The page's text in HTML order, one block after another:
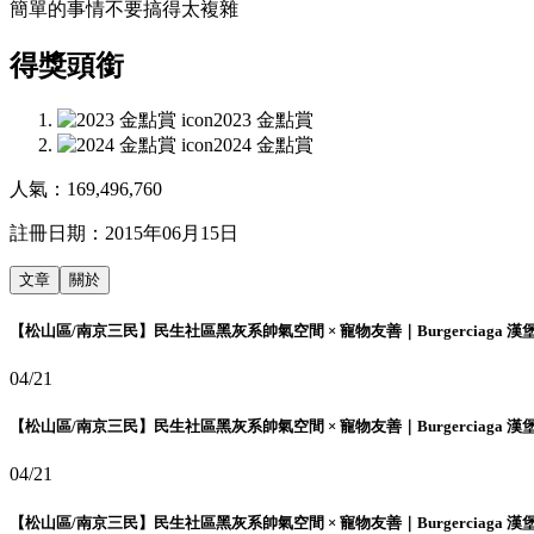
簡單的事情不要搞得太複雜
得獎頭銜
2023 金點賞
2024 金點賞
人氣： 169,496,760
註冊日期： 2015年06月15日
文章 關於
【松山區/南京三民】民生社區黑灰系帥氣空間 × 寵物友善｜Burgerciaga 漢
04/21
【松山區/南京三民】民生社區黑灰系帥氣空間 × 寵物友善｜Burgerciaga 漢
04/21
【松山區/南京三民】民生社區黑灰系帥氣空間 × 寵物友善｜Burgerciaga 漢